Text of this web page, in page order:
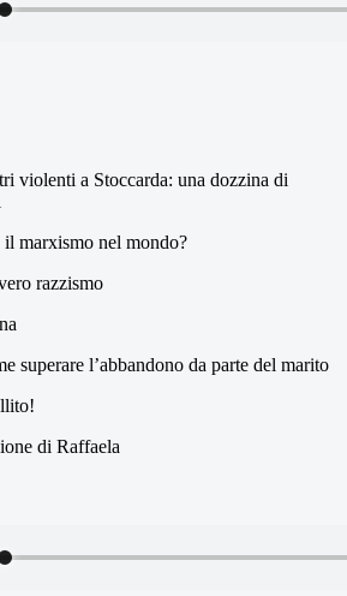
violenti a Stoccarda: una dozzina di
marxismo nel mondo?
razzismo
superare l’abbandono da parte del marito
di Raffaela